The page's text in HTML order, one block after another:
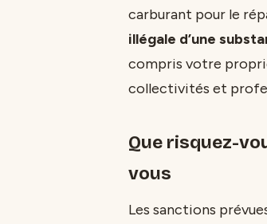
carburant pour le
illégale d’une
compris votre
collectivités et
Que risquez-
vous
Les sanctions